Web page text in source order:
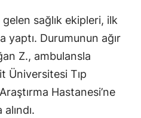
sağlık ekipleri, ilk
yaptı. Durumunun ağır
Z., ambulansla
Üniversitesi Tıp
Hastanesi’ne